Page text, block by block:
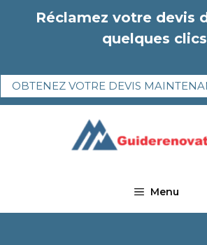
Réclamez votre devis
quelques
OBTENEZ VOTRE DEVIS
Menu